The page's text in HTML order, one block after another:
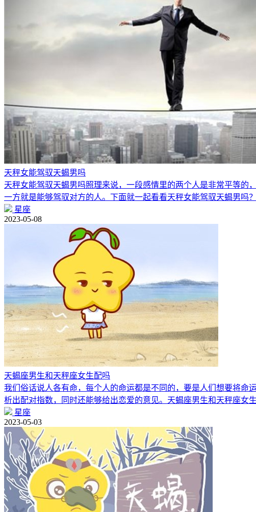
天秤女能驾驭天蝎男吗
天秤女能驾驭天蝎男吗照理来说，一段感情里的两个人是非常平等
一方就是能够驾驭对方的人。下面就一起看看天秤女能驾驭天蝎男吗
星座
2023-05-08
天蝎座男生和天秤座女生配吗
我们俗话说人各有命，每个人的命运都是不同的，要是人们想要将
析出配对指数，同时还能够给出恋爱的意见。天蝎座男生和天秤座女
星座
2023-05-03